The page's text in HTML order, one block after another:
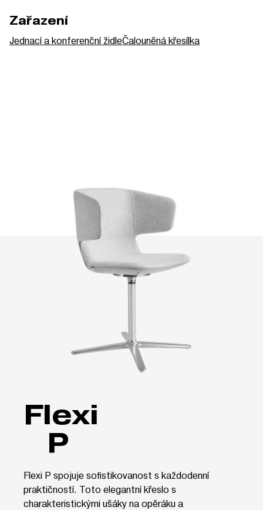
Zařazení
Jednací a konferenční židleČalouněná křesílka
Flexi
P
Flexi P spojuje sofistikovanost s každodenní
praktičností. Toto elegantní křeslo s
charakteristickými ušáky na opěráku a